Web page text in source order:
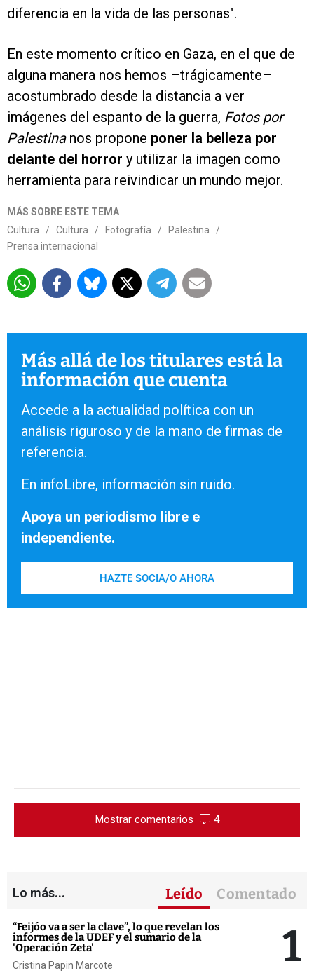
diferencia en la vida de las personas".
En este momento crítico en Gaza, en el que de
alguna manera nos hemos –trágicamente–
acostumbrado desde la distancia a ver
imágenes del espanto de la guerra, Fotos por
Palestinanos propone poner la belleza por
delante del horror y utilizar la imagen como
herramienta para reivindicar un mundo mejor.
MÁS SOBRE ESTE TEMA
Cultura
/ Cultura / Fotografía / Palestina
/
Prensa internacional
Más allá de los titulares está la
información que cuenta
Accede a la actualidad política con un
análisis riguroso y de la mano de firmas de
referencia.
En infoLibre, información sin ruido.
Apoya un periodismo libre e
independiente.
HAZTE SOCIA/O AHORA
Mostrar comentarios 4
Lo más... Leído Comentado
“Feijóo va a ser la clave”, lo que revelan los
informes de la UDEF y el sumario de la
'Operación Zeta'
Cristina Papin Marcote 1